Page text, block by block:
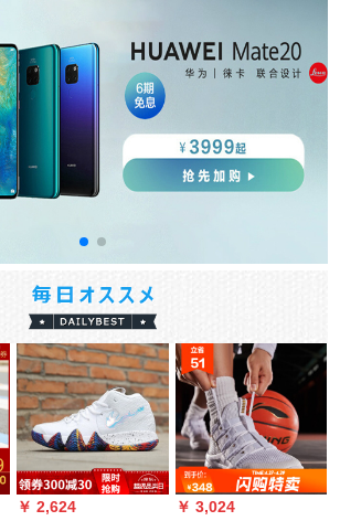
￥ 2,624
￥ 3,024